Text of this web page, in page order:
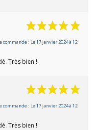
commande : Le 17 janvier 2024 à 12
Très bien !
commande : Le 17 janvier 2024 à 12
Très bien !